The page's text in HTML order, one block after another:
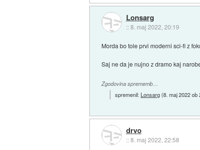
Lonsarg
::8. maj 2022, 20:19
Morda bo tole prvi moderni sci-fi z
Saj ne da je nujno z dramo kaj
Zgodovina sprememb…
spremenil:Lonsarg(8. maj 2022 ob
drvo
::8. maj 2022, 22:58